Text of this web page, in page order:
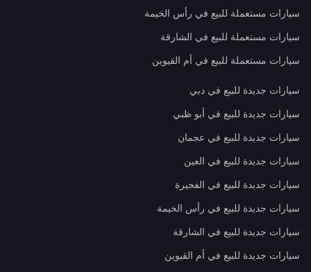
سيارات مستعملة للبيع في رأس الخيمة
سيارات مستعملة للبيع في الشارقة
سيارات مستعملة للبيع في أم القيوين
سيارات جديدة للبيع في دبي
سيارات جديدة للبيع في أبو ظبي
سيارات جديدة للبيع في عجمان
سيارات جديدة للبيع في العين
سيارات جديدة للبيع في الفجيرة
سيارات جديدة للبيع في رأس الخيمة
سيارات جديدة للبيع في الشارقة
سيارات جديدة للبيع في أم القيوين